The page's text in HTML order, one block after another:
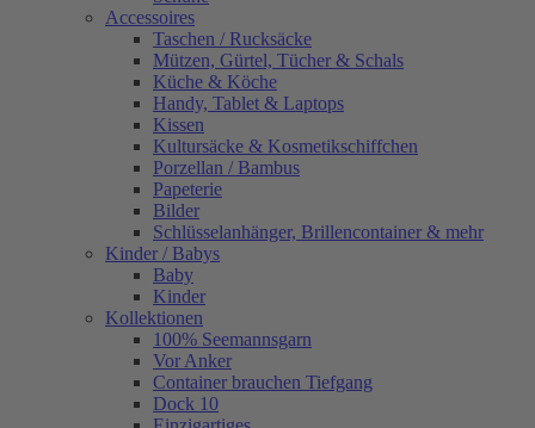
Accessoires
Taschen / Rucksäcke
Mützen, Gürtel, Tücher & Schals
Küche & Köche
Handy, Tablet & Laptops
Kissen
Kultursäcke & Kosmetikschiffchen
Porzellan / Bambus
Papeterie
Bilder
Schlüsselanhänger, Brillencontainer & mehr
Kinder / Babys
Baby
Kinder
Kollektionen
100% Seemannsgarn
Vor Anker
Container brauchen Tiefgang
Dock 10